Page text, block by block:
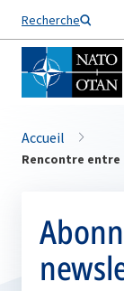
Recherche
Nom de famille*
Accueil